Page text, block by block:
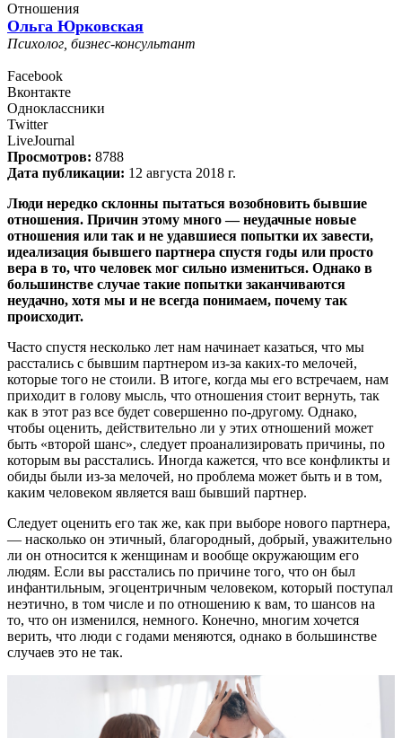
Отношения
Ольга Юрковская
Психолог, бизнес-консультант
Facebook
Вконтакте
Одноклассники
Twitter
LiveJournal
Просмотров: 8788
Дата публикации: 12 августа 2018 г.
Люди нередко склонны пытаться возобновить бывшие
отношения. Причин этому много — неудачные новые
отношения или так и не удавшиеся попытки их завести,
идеализация бывшего партнера спустя годы или просто
вера в то, что человек мог сильно измениться. Однако в
большинстве случае такие попытки заканчиваются
неудачно, хотя мы и не всегда понимаем, почему так
происходит.
Часто спустя несколько лет нам начинает казаться, что мы
расстались с бывшим партнером из-за каких-то мелочей,
которые того не стоили. В итоге, когда мы его встречаем, нам
приходит в голову мысль, что отношения стоит вернуть, так
как в этот раз все будет совершенно по-другому. Однако,
чтобы оценить, действительно ли у этих отношений может
быть «второй шанс», следует проанализировать причины, по
которым вы расстались. Иногда кажется, что все конфликты и
обиды были из-за мелочей, но проблема может быть и в том,
каким человеком является ваш бывший партнер.
Следует оценить его так же, как при выборе нового партнера,
— насколько он этичный, благородный, добрый, уважительно
ли он относится к женщинам и вообще окружающим его
людям. Если вы расстались по причине того, что он был
инфантильным, эгоцентричным человеком, который поступал
неэтично, в том числе и по отношению к вам, то шансов на
то, что он изменился, немного. Конечно, многим хочется
верить, что люди с годами меняются, однако в большинстве
случаев это не так.